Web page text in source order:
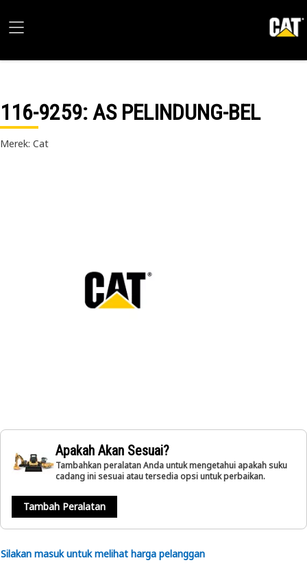
116-9259: AS PELINDUNG-BEL
Merek: Cat
Apakah Akan Sesuai?
Tambahkan peralatan Anda untuk mengetahui apakah suku
cadang ini sesuai atau tersedia opsi untuk perbaikan.
Tambah Peralatan
Silakan masuk untuk melihat harga pelanggan